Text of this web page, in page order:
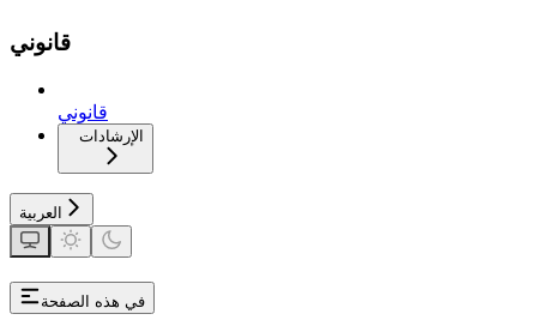
قانوني
قانوني
الإرشادات
العربية
في هذه الصفحة